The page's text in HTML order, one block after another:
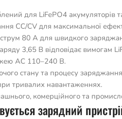
для LiFePO4 акумуляторів
CC/CV для максимальної
80 А для швидкого
3,65 В відповідає вимогам
AC 110–240 В.
стану та процесу
тривалих навантаженнях.
комерційного та
зарядний